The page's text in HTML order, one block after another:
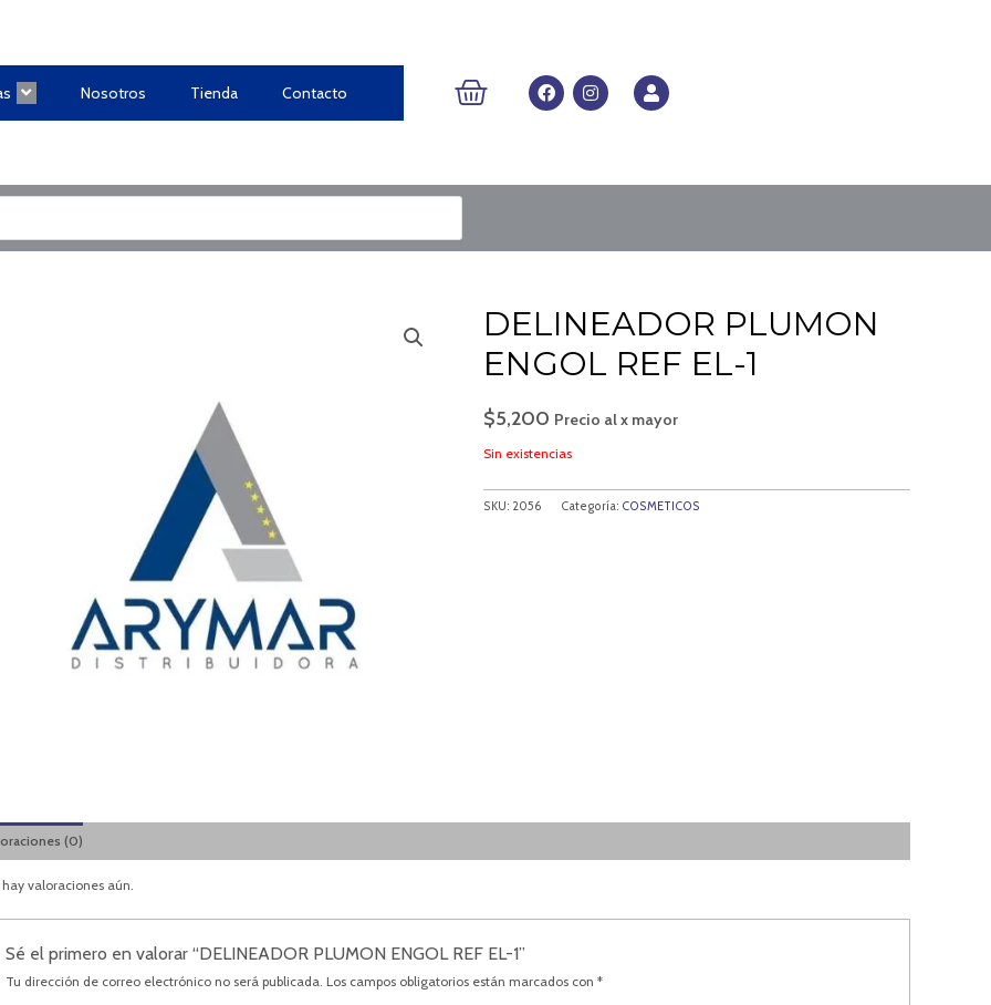
Nosotros Tienda Contacto CARRITO
F
a
c
o
I
n
s
r
U
s
e
DELINEADOR PLUMON
ENGOL REF EL-1
$5,200 Precio al x mayor
Sin existencias
SKU: 2056 Categoría: COSMETICOS
(0)
valoraciones aún.
Sé el primero en valorar “DELINEADOR PLUMON ENGOL REF EL-1”
Tu dirección de correo electrónico no será publicada. Los campos obligatorios están marcados con*